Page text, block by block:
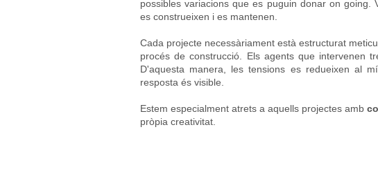
possibles variacions que es puguin donar on
es construeixen i es mantenen.
Cada projecte necessàriament està estructurat
procés de construcció. Els agents que intervenen
D'aquesta manera, les tensions es redueixen al
resposta és visible.
Estem especialment atrets a aquells projectes amb
pròpia creativitat.